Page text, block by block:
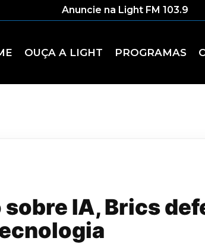
Anuncie na Light FM 103.9
OUÇA A LIGHT PROGRAMAS
sobre IA, Brics